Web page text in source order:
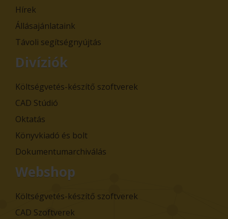
Hírek
Állásajánlataink
Távoli segítségnyújtás
Divíziók
Költségvetés-készítő szoftverek
CAD Stúdió
Oktatás
Könyvkiadó és bolt
Dokumentumarchiválás
Webshop
Költségvetés-készítő szoftverek
CAD Szoftverek